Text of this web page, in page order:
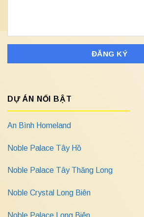
DỰ ÁN NỔI BẬT
An Bình Homeland
Noble Palace Tây Hồ
Noble Palace Tây Thăng Long
Noble Crystal Long Biên
Noble Palace Long Biên